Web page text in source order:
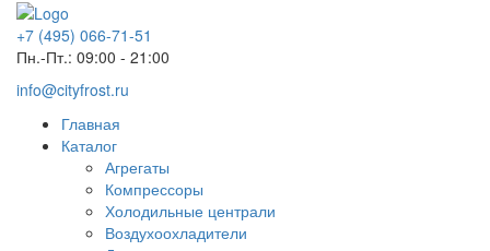
+7 (495) 066-71-51
Пн.-Пт.: 09:00 - 21:00
info@cityfrost.ru
Главная
Каталог
Агрегаты
Компрессоры
Холодильные централи
Воздухоохладители